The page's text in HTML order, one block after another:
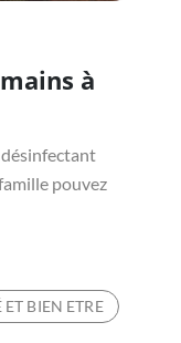
à
pouvez
ET BIEN ETRE